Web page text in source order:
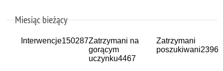
Miesiąc bieżący
Interwencje150287Zatrzymani na
gorącym
uczynku4467
Zatrzymani
poszukiwani2396